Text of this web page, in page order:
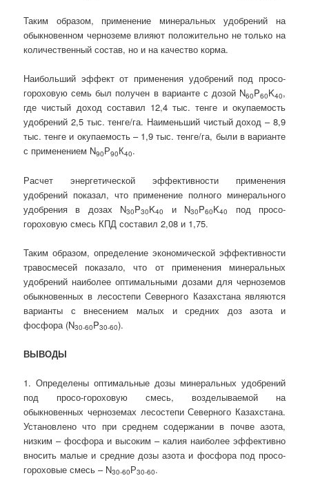
Таким образом, применение минеральных удобрений на
обыкновенном черноземе влияют положительно не только на
количественный состав, но и на качество корма.
Наибольший эффект от применения удобрений под просо-
гороховую семь был получен в варианте с дозой N60P60K40,
где чистый доход составил 12,4 тыс. тенге и окупаемость
удобрений 2,5 тыс. тенге/га. Наименьший чистый доход – 8,9
тыс. тенге и окупаемость – 1,9 тыс. тенге/га, были в варианте
с применением N90Р90К40.
Расчет энергетической эффективности применения
удобрений показал, что применение полного минерального
удобрения в дозах N30P30K40 и N30P60K40
под просо-
гороховую смесь КПД составил 2,08 и 1,75.
Таким образом, определение экономической эффективности
травосмесей показало, что от применения минеральных
удобрений наиболее оптимальными дозами для черноземов
обыкновенных в лесостепи Северного Казахстана являются
варианты с внесением малых и средних доз азота и
фосфора (N30-60P30-60).
ВЫВОДЫ
1. Определены оптимальные дозы минеральных удобрений
под просо-гороховую смесь, возделываемой на
обыкновенных черноземах лесостепи Северного Казахстана.
Установлено что при среднем содержании в почве азота,
низким – фосфора и высоким – калия наиболее эффективно
вносить малые и средние дозы азота и фосфора под просо-
гороховые смесь – N30‑60Р30‑60.